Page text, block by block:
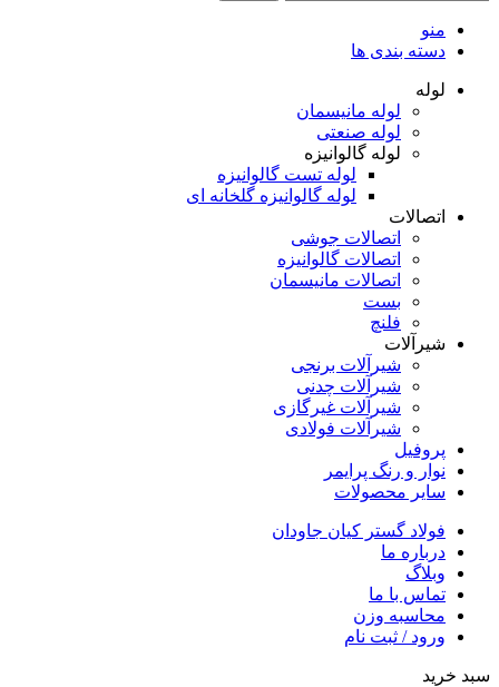
منو
دسته بندی ها
لوله
لوله مانیسمان
لوله صنعتی
لوله گالوانیزه
لوله تست گالوانیزه
لوله گالوانیزه گلخانه ای
اتصالات
اتصالات جوشی
اتصالات گالوانیزه
اتصالات مانیسمان
بست
فلنچ
شیرآلات
شیرآلات برنجی
شیرآلات چدنی
شیرآلات غیرگازی
شیرآلات فولادی
پروفیل
نوار و رنگ پرایمر
سایر محصولات
فولاد گستر کیان جاودان
درباره ما
وبلاگ
تماس با ما
محاسبه وزن
ورود / ثبت نام
سبد خرید